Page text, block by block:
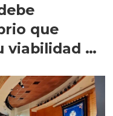
que
de